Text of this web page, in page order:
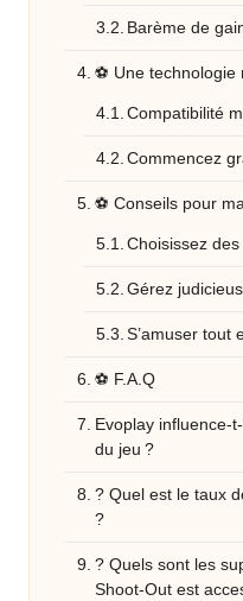
Barème de
⚽ Une
Compatibilité
Commencez
⚽ Conseils pour
Choisissez
Gérez
S’amuser tout
⚽ F.A.Q
Evoplay influence-
du jeu ?
? Quel est le taux
?
? Quels sont les
Shoot-Out est